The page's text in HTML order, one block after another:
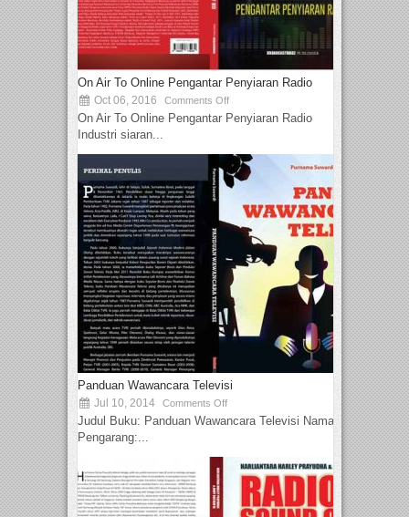
On Air To Online Pengantar Penyiaran Radio
Oct 06, 2016 Comments Off
On Air To Online Pengantar Penyiaran Radio
Industri siaran...
Panduan Wawancara Televisi
Jul 10, 2014 Comments Off
Judul Buku: Panduan Wawancara Televisi Nama
Pengarang:...